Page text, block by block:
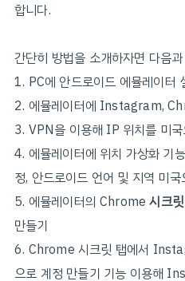
합니다.
간단히 방법을 소개하자면 다음
1. PC에 안드로이드 에뮬레이터
2. 에뮬레이터에 Instagram,
3. VPN을 이용해 IP 위치를 미국
4. 에뮬레이터에 위치 가상화 기
정, 안드로이드 언어 및 지역 미국
5. 에뮬레이터의 Chrome시크
만들기
6. Chrome 시크릿 탭에서
으로 계정 만들기 기능 이용해